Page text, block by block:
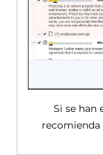
Si se han
recomienda